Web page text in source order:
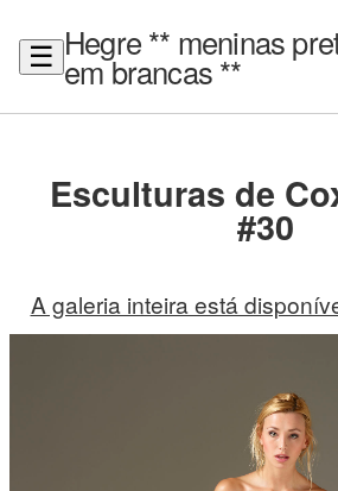
☰ Hegre ** meninas
em brancas **
Esculturas de
#30
A galeria inteira está